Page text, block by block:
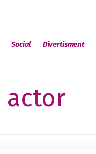
Social Divertisment
actor